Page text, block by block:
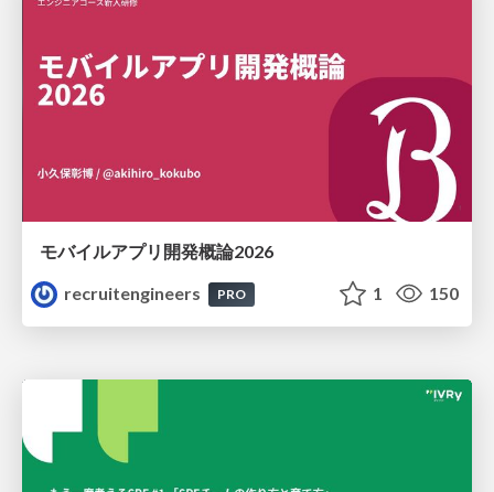
モバイルアプリ開発概論2026
recruitengineers
PRO 1 150